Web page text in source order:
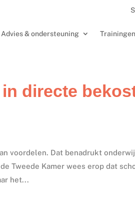
Advies & ondersteuning Trainingen
directe
voordelen. Dat benadrukt
Tweede Kamer wees erop dat
het...